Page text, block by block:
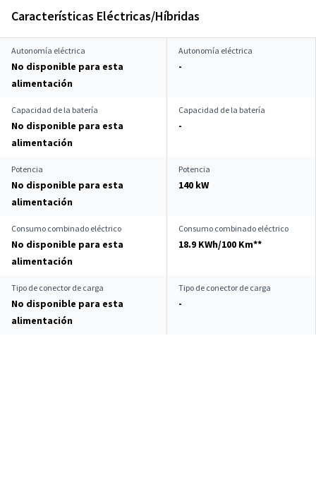
Características Eléctricas/Híbridas
Autonomía eléctrica
No disponible para esta
alimentación
Autonomía eléctrica
-
Capacidad de la batería
No disponible para esta
alimentación
Capacidad de la batería
-
Potencia
No disponible para esta
alimentación
Potencia
140 kW
Consumo combinado eléctrico
No disponible para esta
alimentación
Consumo combinado eléctrico
18.9 KWh/100 Km**
Tipo de conector de carga
No disponible para esta
alimentación
Tipo de conector de carga
-